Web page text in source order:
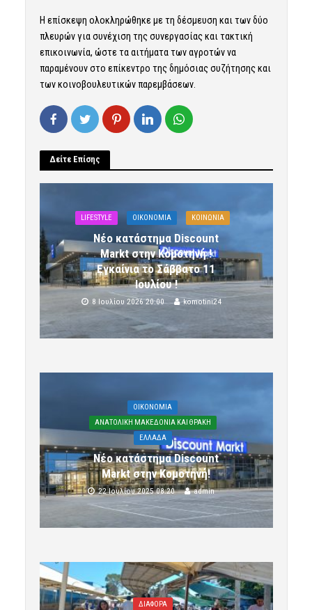
Η επίσκεψη ολοκληρώθηκε με τη δέσμευση και των δύο
πλευρών για συνέχιση της συνεργασίας και τακτική
επικοινωνία, ώστε τα αιτήματα των αγροτών να
παραμένουν στο επίκεντρο της δημόσιας συζήτησης και
των κοινοβουλευτικών παρεμβάσεων.
Δείτε Επίσης
LIFESTYLE OIKONOMIA ΚΟΙΝΩΝΙΑ
Νέο κατάστημα Discount
Markt στην Κομοτηνή !
Εγκαίνια το Σάββατο 11
Ιουλίου !
8 Ιουλίου 2026 20:00 komotini24
OIKONOMIA
ΑΝΑΤΟΛΙΚΗ ΜΑΚΕΔΟΝΙΑ ΚΑΙ ΘΡΑΚΗ
ΕΛΛΑΔΑ
Νέο κατάστημα Discount
Markt στην Κομοτηνή!
22 Ιουλίου 2025 08:20 admin
ΔΙΑΦΟΡΑ